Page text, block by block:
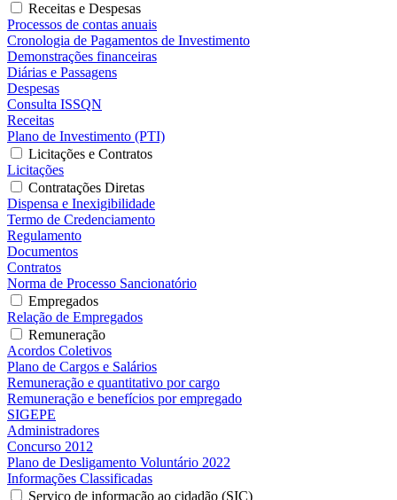
Receitas e Despesas
Processos de contas anuais
Cronologia de Pagamentos de Investimento
Demonstrações financeiras
Diárias e Passagens
Despesas
Consulta ISSQN
Receitas
Plano de Investimento (PTI)
Licitações e Contratos
Licitações
Contratações Diretas
Dispensa e Inexigibilidade
Termo de Credenciamento
Regulamento
Documentos
Contratos
Norma de Processo Sancionatório
Empregados
Relação de Empregados
Remuneração
Acordos Coletivos
Plano de Cargos e Salários
Remuneração e quantitativo por cargo
Remuneração e benefícios por empregado
SIGEPE
Administradores
Concurso 2012
Plano de Desligamento Voluntário 2022
Informações Classificadas
Serviço de informação ao cidadão (SIC)